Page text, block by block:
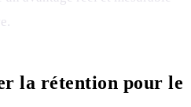
la rétention pour le